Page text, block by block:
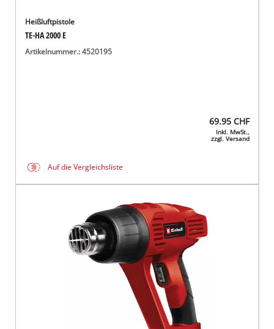
Heißluftpistole
TE-HA 2000 E
Artikelnummer.: 4520195
69.95 CHF
Inkl. MwSt.,
zzgl. Versand
Auf die Vergleichsliste